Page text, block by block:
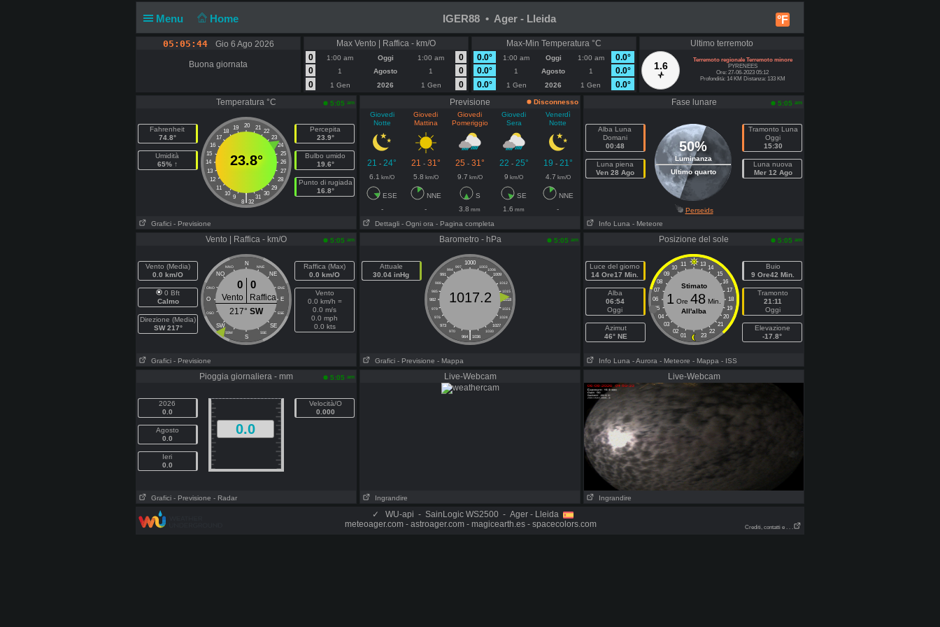
Menu Home °F
IGER88 • Ager - Lleida
05:05:45 Gio 6 Ago 2026
Buona giornata
Max Vento | Raffica - km/O
0
1:00 am Oggi 1:00 am
0
0
1 Agosto 1
0
0
1 Gen 2026 1 Gen 0
Max-Min Temperatura °C
0.0°
1:00 am Oggi 1:00 am
0.0°
0.0°
1 Agosto 1
0.0°
0.0°
1 Gen 2026 1 Gen 0.0°
Ultimo terremoto
1.6
Terremoto regionale Terremoto minore
PYRENEES
Ore: 27-06-2023 05:12
Profondità: 14 KM Distanza: 133 KM
Temperatura °C 5:05 am
Fahrenheit
74.8°
Umidità
65% ↑
20
19 21
18
22
17
23
16
24
15
25
14
26
13
27
12
28
11
29
10
30
9 31
|
8 32
23.8°
Percepita
23.9°
Bulbo umido
19.6°
Punto di rugiada
16.8°
Grafici - Previsione
Previsione
Disconnesso
Giovedi
Notte
Giovedi
Mattina
Giovedi
Pomeriggio
Giovedi
Sera
Venerdì
Notte
21 - 24° 21 - 31° 25 - 31° 22 - 25° 19 - 21°
6.1 km/O 5.8 km/O 9.7 km/O 9 km/O 4.7 km/O
ESE NNE S SE
NNE
-
- 3.8 mm 1.6 mm
-
Dettagli - Ogni ora - Pagina completa
Fase lunare 5:05 am
Alba Luna
Domani
00:48
Luna piena
Ven 28 Ago
50%
Luminanza
Ultimo quarto
Tramonto Luna
Oggi
15:30
Luna nuova
Mer 12 Ago
Perseids
Info Luna - Meteore
Vento | Raffica - km/O 5:05 am
Vento (Media)
0.0 km/O
0 Bft
Calmo
Direzione (Media)
SW 217°
N
NNO NNE
NO NE
ONO ENE
O E
OSO ESE
SW SE
SSW SSE
S
0 0
Vento
Raffica
217° SW
Raffica (Max)
0.0 km/O
Vento
0.0 km/h =
0.0 m/s
0.0 mph
0.0 kts
Grafici - Previsione
Barometro - hPa 5:05 am
Attuale
30.04 inHg
1000
997 1003
994
1006
991
1009
988
1012
985
1015
982
1018
979
1021
976
1024
973
1027
970
1030
|
964 1036
1017.2
Grafici - Previsione - Mappa
Posizione del sole 5:05 am
Luce del giorno
14 Ore17 Min.
Alba
06:54
Oggi
Azimut
46° NE
11 13
10
14
09
15
08
16
07
17
06
18
05
19
04
20
03
21
02
22
01 23
Stimato
1 Ore 48 Min.
All'alba
Buio
9 Ore42 Min.
Tramonto
21:11
Oggi
Elevazione
-17.8°
Info Luna - Aurora - Meteore - Mappa - ISS
Pioggia giornaliera - mm 5:05 am
2026
0.0
Agosto
0.0
Ieri
0.0
0.0
Velocità/O
0.000
Grafici - Previsione - Radar
Live-Webcam
Ingrandire
Live-Webcam
Ingrandire
✓
WU-api - SainLogic WS2500 - Ager - Lleida
meteoager.com - astroager.com - magicearth.es - spacecolors.com
Crediti, contatti e . . .